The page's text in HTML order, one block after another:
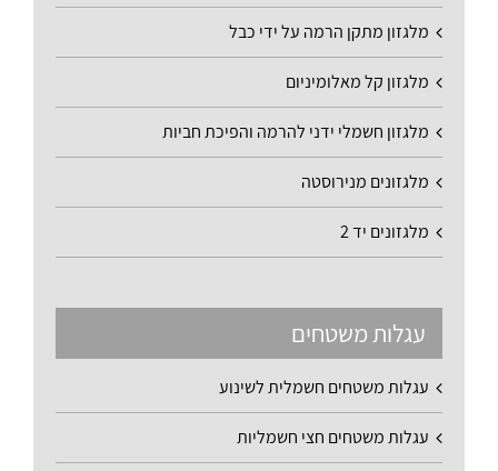
מלגזון מתקן הרמה על ידי כבל
מלגזון קל מאלומיניום
מלגזון חשמלי ידני להרמה והפיכת חביות
מלגזונים מנירוסטה
מלגזונים יד 2
עגלות משטחים
עגלות משטחים חשמלית לשינוע
עגלות משטחים חצי חשמליות